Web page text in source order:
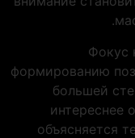
Фокус
формированию
большей
интереснее
объясняется